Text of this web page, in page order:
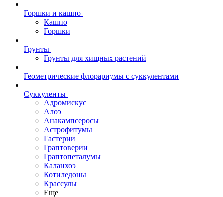
Горшки и кашпо
Кашпо
Горшки
Грунты
Грунты для хищных растений
Геометрические флорариумы с суккулентами
Суккуленты
Адромискус
Алоэ
Анакампсеросы
Астрофитумы
Гастерии
Граптоверии
Граптопеталумы
Каланхоэ
Котиледоны
Крассулы
Еще